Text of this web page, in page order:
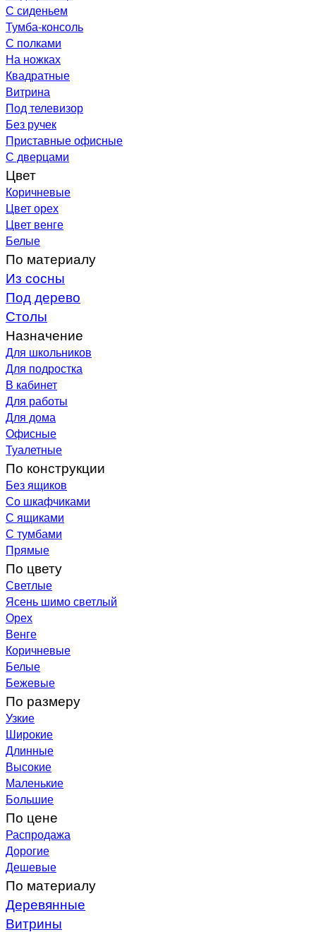
С сиденьем
Тумба-консоль
С полками
На ножках
Квадратные
Витрина
Под телевизор
Без ручек
Приставные офисные
С дверцами
Цвет
Коричневые
Цвет орех
Цвет венге
Белые
По материалу
Из сосны
Под дерево
Столы
Назначение
Для школьников
Для подростка
В кабинет
Для работы
Для дома
Офисные
Туалетные
По конструкции
Без ящиков
Со шкафчиками
С ящиками
С тумбами
Прямые
По цвету
Светлые
Ясень шимо светлый
Орех
Венге
Коричневые
Белые
Бежевые
По размеру
Узкие
Широкие
Длинные
Высокие
Маленькие
Большие
По цене
Распродажа
Дорогие
Дешевые
По материалу
Деревянные
Витрины